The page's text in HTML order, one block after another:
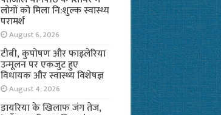
लोगों को मिला नि:शुल्क स्वास्थ्य
परामर्श
August 6, 2026
टीबी, कुपोषण और फाइलेरिया
उन्मूलन पर एकजुट हुए
विधायक और स्वास्थ्य विशेषज्ञ
August 4, 2026
डायरिया के खिलाफ जंग तेज,